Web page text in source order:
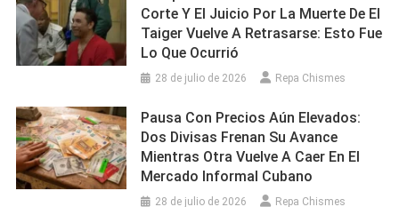
Corte Y El Juicio Por La Muerte De El
Taiger Vuelve A Retrasarse: Esto Fue
Lo Que Ocurrió
28 de julio de 2026 Repa Chismes
Pausa Con Precios Aún Elevados:
Dos Divisas Frenan Su Avance
Mientras Otra Vuelve A Caer En El
Mercado Informal Cubano
28 de julio de 2026 Repa Chismes